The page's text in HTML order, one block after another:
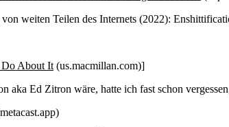
weiten Teilen des Internets (2022):
Do About It (us.macmillan.com)]
Ed Zitron wäre, hatte ich fast schon